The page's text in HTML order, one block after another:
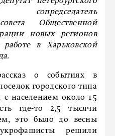
Общественной
новых регионов
работе в Харьковской
о событиях в
городского типа
с населением около 15
где-то 2,5 тысячи
это было до весны
решили